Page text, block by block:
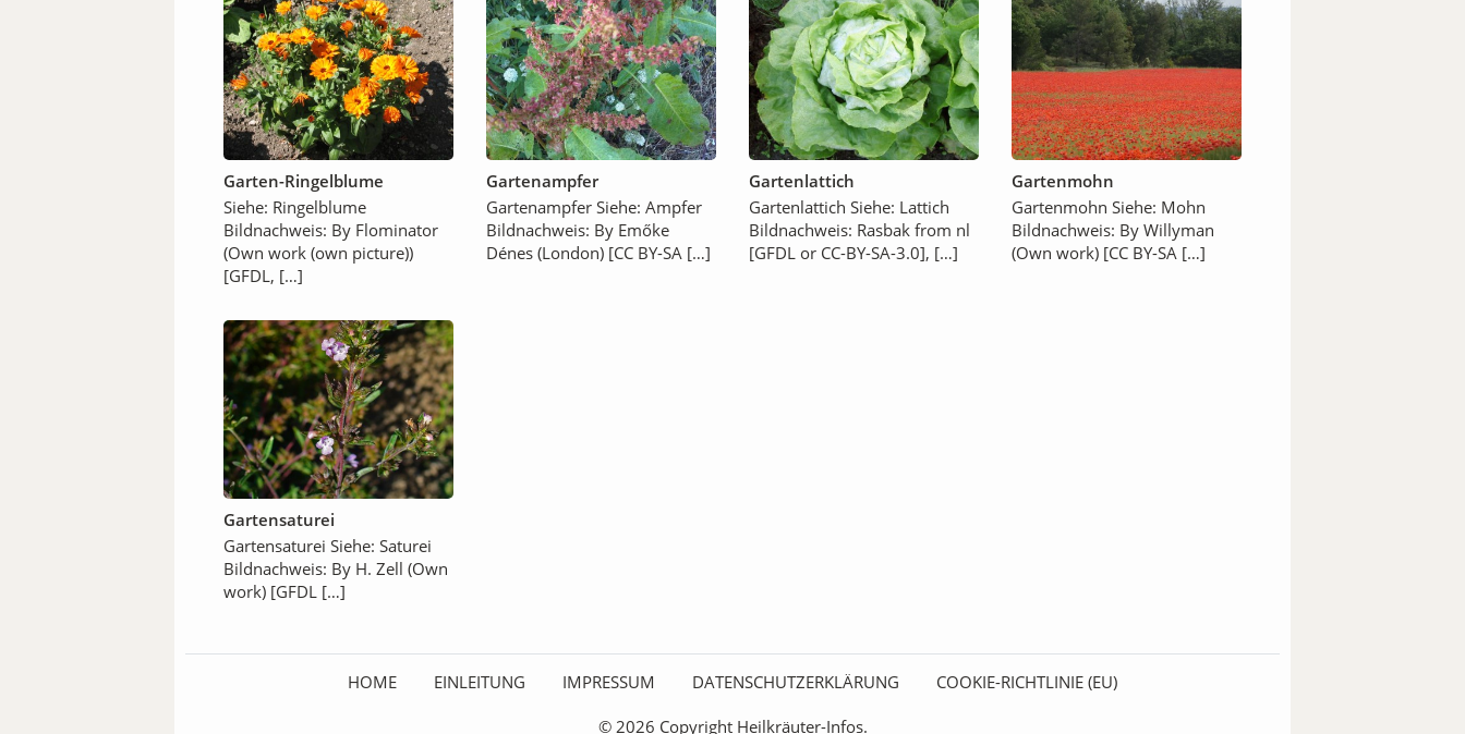
Garten-Ringelblume
Siehe: Ringelblume
Bildnachweis: By Flominator
(Own work (own picture))
[GFDL, […]
Gartenampfer
Gartenampfer Siehe: Ampfer
Bildnachweis: By Emőke
Dénes (London) [CC BY-SA […]
Gartenlattich
Gartenlattich Siehe: Lattich
Bildnachweis: Rasbak from nl
[GFDL or CC-BY-SA-3.0], […]
Gartenmohn
Gartenmohn Siehe: Mohn
Bildnachweis: By Willyman
(Own work) [CC BY-SA […]
Gartensaturei
Gartensaturei Siehe: Saturei
Bildnachweis: By H. Zell (Own
work) [GFDL […]
HOME EINLEITUNG IMPRESSUM DATENSCHUTZERKLÄRUNG COOKIE-RICHTLINIE (EU)
© 2026 Copyright Heilkräuter-Infos.